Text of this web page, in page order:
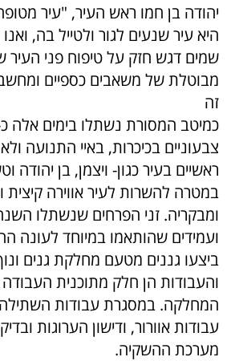
יהודה בן חמו ראש העיר, "עיר
היא עיר שנעים לגור ולטייל בה,
שמים דגש חזק על טיפוח פני
מבוטלת של משאבים כספיים
זה
צבעוניים בכיכרות, באיי התנועה
ראשיים בעיר כגון- ויצמן, בן יהודה
במטרה להשרות לעיר אווירה קיצית
ומבקריה. זני הפרחים שנשתלו
ועמידים שהותאמו במיוחד לעונה
ביצעו גננים מטעם מחלקת גנים
והעבודות הן חלק מתוכנית
המחלקה. במסגרת עבודות
עבודות אוורור, ודישון הערוגות
מערכת ההשקיה.